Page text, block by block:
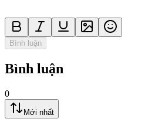
Bình luận
Bình luận
0
Mới nhất